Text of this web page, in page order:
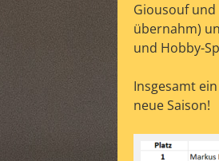
Giousouf und
übernahm)
und Hobby-
Insgesamt
neue Saison!